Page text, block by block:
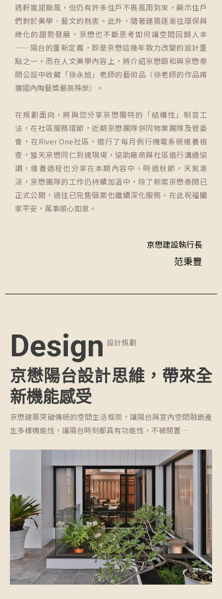
遇軒嵐諾颱風，但仍有許多住戶不畏風雨到來，顯示住戶
們對於美學、藝文的熱衷。此外，隨著建築逐漸往環保與
綠化的趨勢發展，京懋也不斷思考如何讓空間回歸人本
——陽台的重新定義，即是京懋這幾年致力改變的設計重
點之一。而在人文美學內容上，將介紹京懋頤和與京懋泰
閤公設中收藏「徐永旭」老師的藝術品（徐老師的作品甫
獲國內陶藝獎最高殊榮）。
在規劃面向，將與您分享京懋獨特的「結構性」制音工
法，在社區服務環節，近期京懋團隊併同物業團隊及管委
會，在River One社區，進行了每月例行機電系統維養檢
查，當天京懋同仁到達現場，協助廠商與社區進行溝通協
調，維養過程也分享在本期內容中。時過秋節，天氣漸
涼，京懋團隊的工作仍持續加溫中，除了新案京懋泰閤已
正式公開，過往已完售個案也繼續深化服務。在此祝福闔
家平安，萬事順心如意。
京懋建設執行長
范秉豐
Design 設計規劃
京懋陽台設計思維，帶來全
新機能感受
京懋建築突破傳統的空間生活框架，讓陽台與室內空間融嵌產
生多樣機能性，讓陽台時刻都具有功能性，不被閒置…